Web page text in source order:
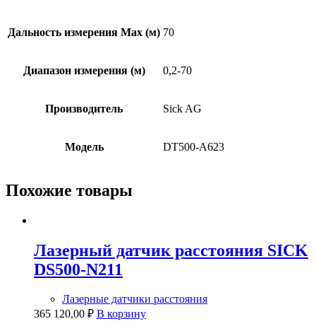
Дальность измерения Max (м) 70
Диапазон измерения (м) 0,2-70
Производитель Sick AG
Модель DT500-A623
Похожие товары
Лазерный датчик расстояния SICK
DS500-N211
Лазерные датчики расстояния
365 120,00 ₽ В корзину